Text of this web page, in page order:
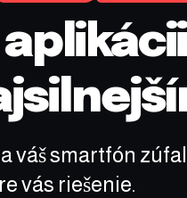
váš smartfón
vás riešenie.